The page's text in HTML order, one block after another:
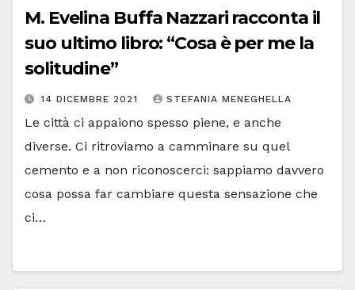
M. Evelina Buffa Nazzari racconta il
suo ultimo libro: “Cosa è per me la
solitudine”
14 DICEMBRE 2021 STEFANIA MENEGHELLA
Le città ci appaiono spesso piene, e anche
diverse. Ci ritroviamo a camminare su quel
cemento e a non riconoscerci: sappiamo davvero
cosa possa far cambiare questa sensazione che
ci…